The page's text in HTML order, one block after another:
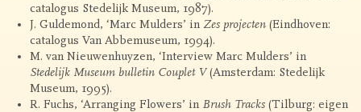
Curriculum Vitae
Galleries
catalogus Stedelijk Museum, 1987).
J. Guldemond, ‘Marc Mulders’ in Zes projecten (Eindhoven:
catalogus Van Abbemuseum, 1994).
M. van Nieuwenhuyzen, ‘Interview Marc Mulders’ in
Stedelijk Museum bulletin Couplet V(Amsterdam: Stedelijk
Museum, 1995).
R. Fuchs, ‘Arranging Flowers’ in Brush Tracks (Tilburg: eigen